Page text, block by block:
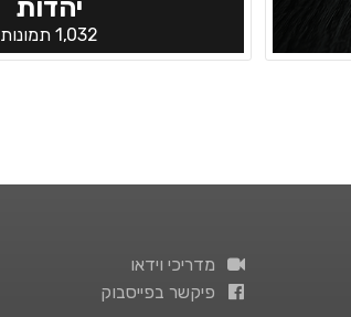
יהדות
1,032 תמונות
מדריכי וידאו
פיקשר בפייסבוק